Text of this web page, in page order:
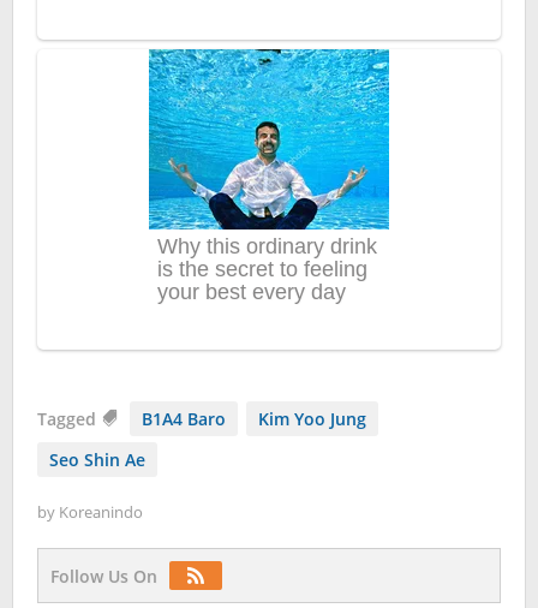
Tagged B1A4 Baro
Kim Yoo Jung
Seo Shin Ae
by Koreanindo
Follow Us On